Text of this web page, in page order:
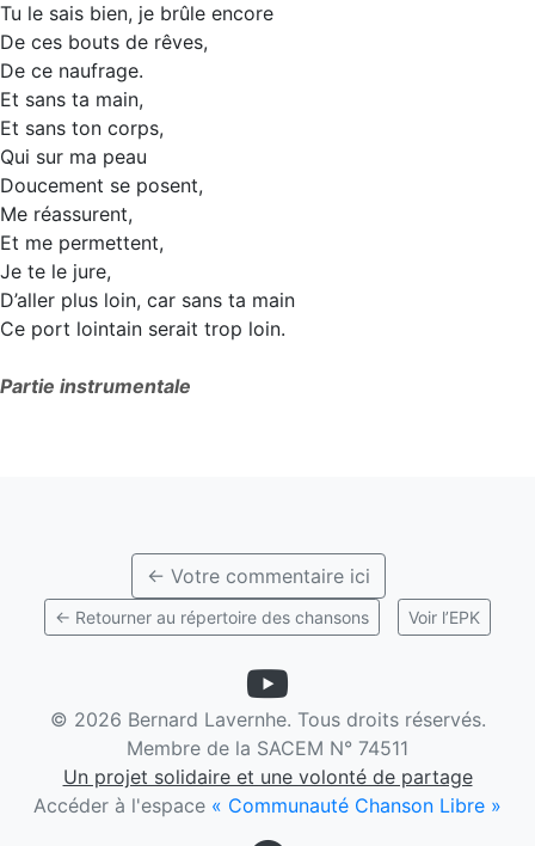
Tu le sais bien, je brûle encore
De ces bouts de rêves,
De ce naufrage.
Et sans ta main,
Et sans ton corps,
Qui sur ma peau
Doucement se posent,
Me réassurent,
Et me permettent,
Je te le jure,
D’aller plus loin, car sans ta main
Ce port lointain serait trop loin.
Partie instrumentale
← Votre commentaire ici
← Retourner au répertoire des chansons Voir l’EPK
© 2026 Bernard Lavernhe. Tous droits réservés.
Membre de la SACEM N° 74511
Un projet solidaire et une volonté de partage
Accéder à l'espace « Communauté Chanson Libre »